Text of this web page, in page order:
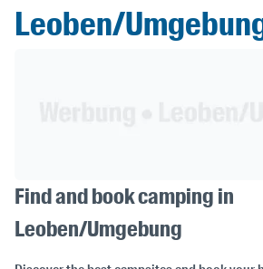
Leoben/
Find and book camping in
Leoben/Umgebung